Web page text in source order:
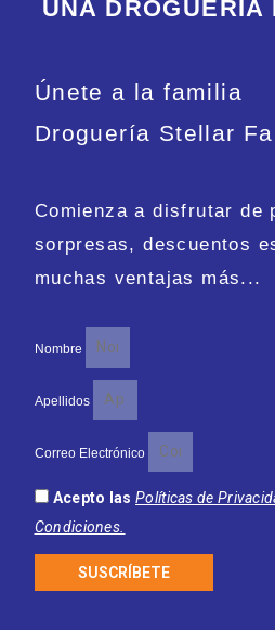
UNA DROGUERÍA
Únete a la familia
Droguería Stellar
Comienza a disfrutar de
sorpresas, descuentos
muchas ventajas más...
Nombre
Apellidos
Correo Electrónico
Acepto las Políticas de
Condiciones.
SUSCRÍBETE